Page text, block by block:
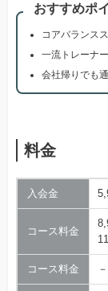
おすすめポ
コアバランス
一流トレーナ
会社帰りでも
料金
入会金
コース料金
コース料金 －